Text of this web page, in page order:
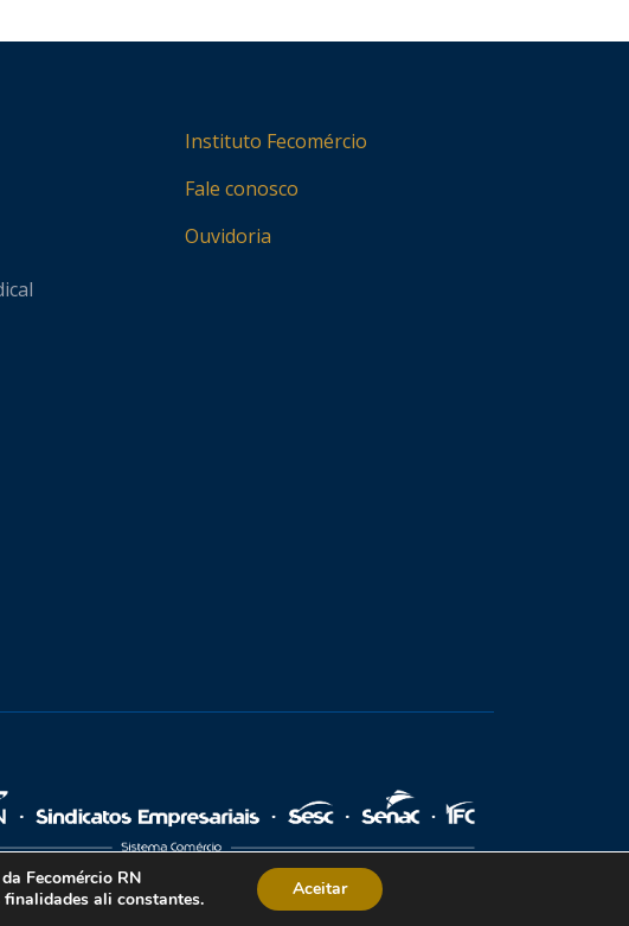
Instituto Fecomércio
Fale conosco
Ouvidoria
Fecomércio RN
ali constantes.
Aceitar